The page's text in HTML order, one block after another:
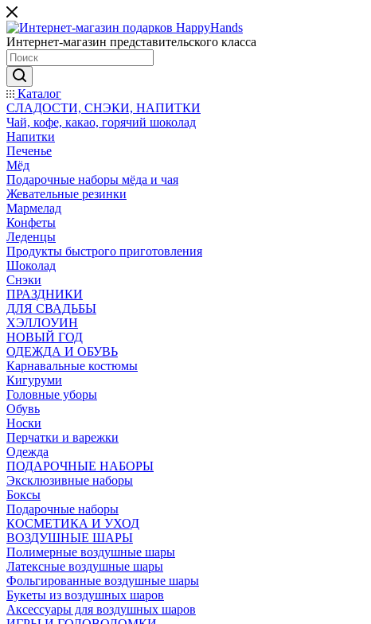
Интернет-магазин представительского класса
Каталог
СЛАДОСТИ, СНЭКИ, НАПИТКИ
Чай, кофе, какао, горячий шоколад
Напитки
Печенье
Мёд
Подарочные наборы мёда и чая
Жевательные резинки
Мармелад
Конфеты
Леденцы
Продукты быстрого приготовления
Шоколад
Снэки
ПРАЗДНИКИ
ДЛЯ СВАДЬБЫ
ХЭЛЛОУИН
НОВЫЙ ГОД
ОДЕЖДА И ОБУВЬ
Карнавальные костюмы
Кигуруми
Головные уборы
Обувь
Носки
Перчатки и варежки
Одежда
ПОДАРОЧНЫЕ НАБОРЫ
Эксклюзивные наборы
Боксы
Подарочные наборы
КОСМЕТИКА И УХОД
ВОЗДУШНЫЕ ШАРЫ
Полимерные воздушные шары
Латексные воздушные шары
Фольгированные воздушные шары
Букеты из воздушных шаров
Аксессуары для воздушных шаров